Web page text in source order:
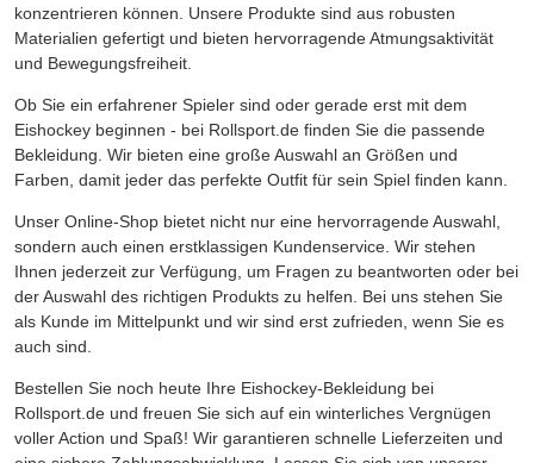
konzentrieren können. Unsere Produkte sind aus robusten
Materialien gefertigt und bieten hervorragende Atmungsaktivität
und Bewegungsfreiheit.
Ob Sie ein erfahrener Spieler sind oder gerade erst mit dem
Eishockey beginnen - bei Rollsport.de finden Sie die passende
Bekleidung. Wir bieten eine große Auswahl an Größen und
Farben, damit jeder das perfekte Outfit für sein Spiel finden kann.
Unser Online-Shop bietet nicht nur eine hervorragende Auswahl,
sondern auch einen erstklassigen Kundenservice. Wir stehen
Ihnen jederzeit zur Verfügung, um Fragen zu beantworten oder bei
der Auswahl des richtigen Produkts zu helfen. Bei uns stehen Sie
als Kunde im Mittelpunkt und wir sind erst zufrieden, wenn Sie es
auch sind.
Bestellen Sie noch heute Ihre Eishockey-Bekleidung bei
Rollsport.de und freuen Sie sich auf ein winterliches Vergnügen
voller Action und Spaß! Wir garantieren schnelle Lieferzeiten und